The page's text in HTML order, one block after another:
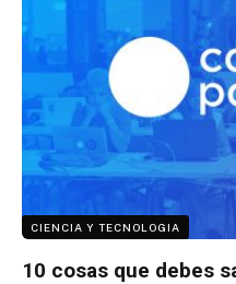
CIENCIA Y TECNOLOGIA
10 cosas que debes